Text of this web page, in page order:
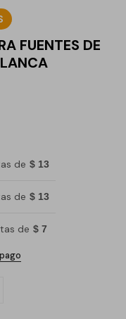
FUENTES DE
de $ 13
de $ 13
de $ 7